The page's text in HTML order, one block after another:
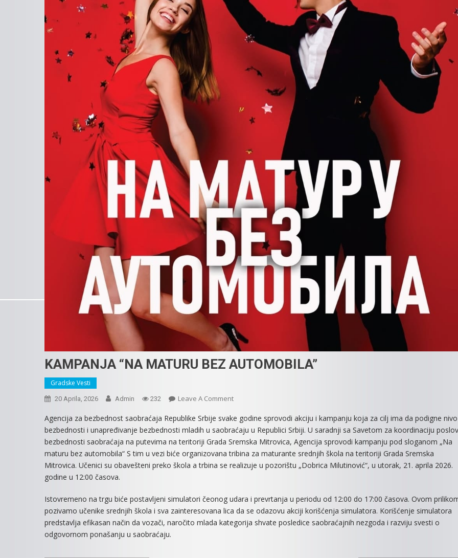
KAMPANJA “NA MATURU BEZ AUTOMOBILA”
Gradske Vesti
20 Aprila, 2026 Admin 232 Leave A CommentOn
“NA
MATURU
BEZ
AUTOMOBILA”
Agencija za bezbednost saobraćaja Republike Srbije svake godine sprovodi akciju i kampanju koja za cilj ima da podigne nivo
bezbednosti i unapređivanje bezbednosti mladih u saobraćaju u Republici Srbiji. U saradnji sa Savetom za koordinaciju
bezbednosti saobraćaja na putevima na teritoriji Grada Sremska Mitrovica, Agencija sprovodi kampanju pod sloganom „Na
maturu bez automobila“ S tim u vezi biće organizovana tribina za maturante srednjih škola na teritoriji Grada Sremska
Mitrovica. Učenici su obavešteni preko škola a trbina se realizuje u pozorištu „Dobrica Milutinović“, u utorak, 21. aprila 2026.
godine u 12:00 časova.
Istovremeno na trgu biće postavljeni simulatori čeonog udara i prevrtanja u periodu od 12:00 do 17:00 časova. Ovom
pozivamo učenike srednjih škola i sva zainteresovana lica da se odazovu akciji korišćenja simulatora. Korišćenje simulatora
predstavlja efikasan način da vozači, naročito mlada kategorija shvate posledice saobraćajnih nezgoda i razviju svesti o
odgovornom ponašanju u saobraćaju.